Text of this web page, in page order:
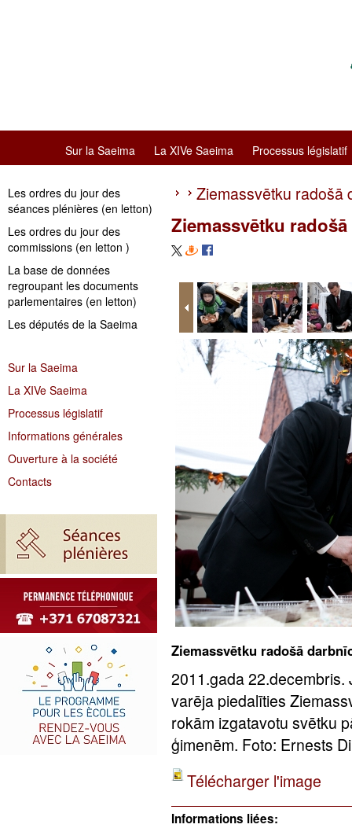
Sur la Saeima La XIVe Saeima Processus législatif
Les ordres du jour des
séances plénières (en letton)
Les ordres du jour des
commissions (en letton )
La base de données
regroupant les documents
parlementaires (en letton)
Les députés de la Saeima
Sur la Saeima
La XIVe Saeima
Processus législatif
Informations générales
Ouverture à la société
Contacts
Ziemassvētku radošā
Ziemassvētku
Ziemassvētku radošā
2011.gada
varēja piedalīties
rokām izgatavotu svētku
ģimenēm. Foto: Ernests
Télécharger l'image
Informations liées: